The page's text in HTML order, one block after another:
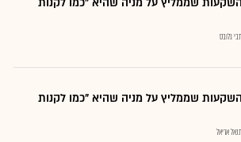
גלובס
שממליץ על מניה שהיא "כמו לקנות
אריאל